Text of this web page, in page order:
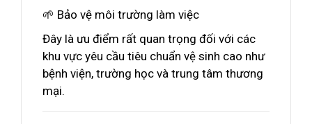
🌱 Bảo vệ môi trường làm việc
Đây là ưu điểm rất quan trọng đối với các
khu vực yêu cầu tiêu chuẩn vệ sinh cao như
bệnh viện, trường học và trung tâm thương
mại.